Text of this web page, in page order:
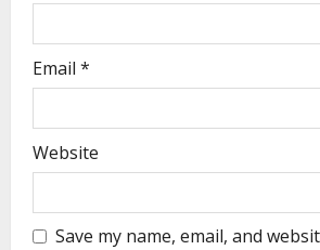
Email *
Website
Save my name, email, and